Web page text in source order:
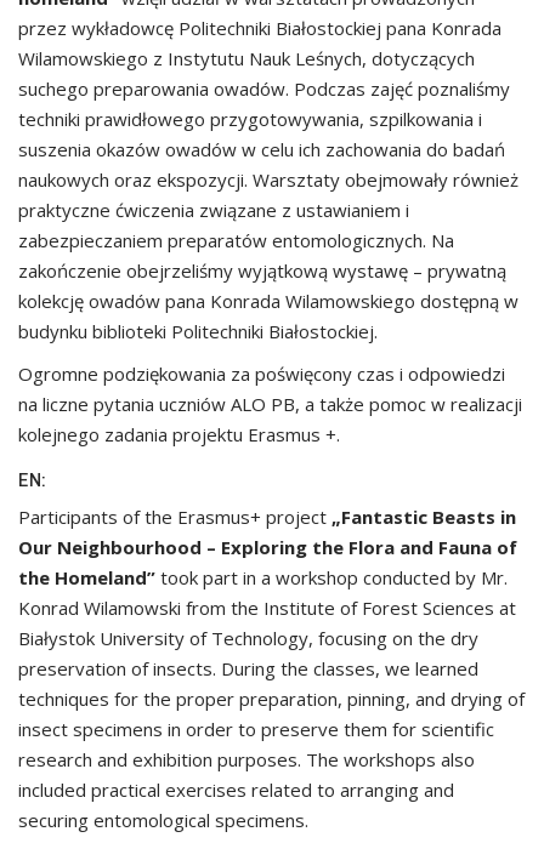
przez wykładowcę Politechniki Białostockiej pana Konrada
Wilamowskiego z Instytutu Nauk Leśnych, dotyczących
suchego preparowania owadów. Podczas zajęć poznaliśmy
techniki prawidłowego przygotowywania, szpilkowania i
suszenia okazów owadów w celu ich zachowania do badań
naukowych oraz ekspozycji. Warsztaty obejmowały również
praktyczne ćwiczenia związane z ustawianiem i
zabezpieczaniem preparatów entomologicznych. Na
zakończenie obejrzeliśmy wyjątkową wystawę – prywatną
kolekcję owadów pana Konrada Wilamowskiego dostępną w
budynku biblioteki Politechniki Białostockiej.
Ogromne podziękowania za poświęcony czas i odpowiedzi
na liczne pytania uczniów ALO PB, a także pomoc w realizacji
kolejnego zadania projektu Erasmus +.
EN:
Participants of the Erasmus+ project „Fantastic Beasts in
Our Neighbourhood – Exploring the Flora and Fauna of
the Homeland” took part in a workshop conducted by Mr.
Konrad Wilamowski from the Institute of Forest Sciences at
Białystok University of Technology, focusing on the dry
preservation of insects. During the classes, we learned
techniques for the proper preparation, pinning, and drying of
insect specimens in order to preserve them for scientific
research and exhibition purposes. The workshops also
included practical exercises related to arranging and
securing entomological specimens.